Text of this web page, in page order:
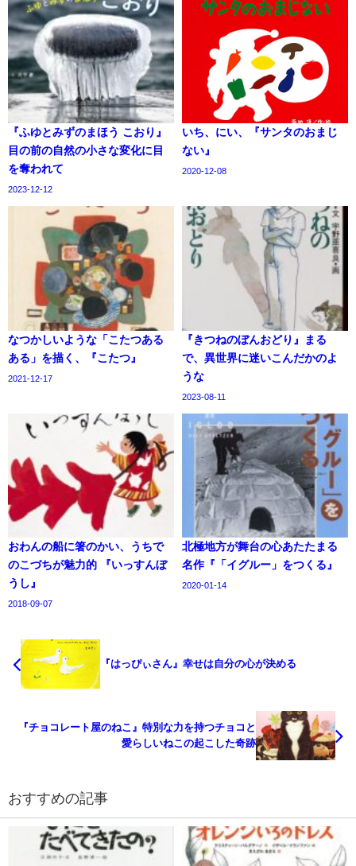
『ふゆとみずのまほう こおり』
目の前の自然の小さな変化に目
を奪われて
2023-12-12
いち、にい、『サンタのおまじ
ない』
2020-12-08
なつかしいような「こたつある
ある」を描く、『こたつ』
2021-12-17
『きつねのぼんおどり』まる
で、異世界に迷いこんだかのよ
うな
2023-08-11
おわんの船に箸のかい、うちで
のこづちが魅力的 『いっすんぼ
うし』
2018-09-07
北極地方が舞台の心あたたまる
名作『「イグルー」をつくる』
2020-01-14
『はっぴぃさん』幸せは自分の心が決める
『チョコレート屋のねこ』特別な力を持つチョコと
愛らしいねこの起こした奇跡
おすすめの記事